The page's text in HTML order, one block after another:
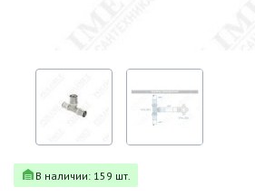
В наличии: 159 шт.